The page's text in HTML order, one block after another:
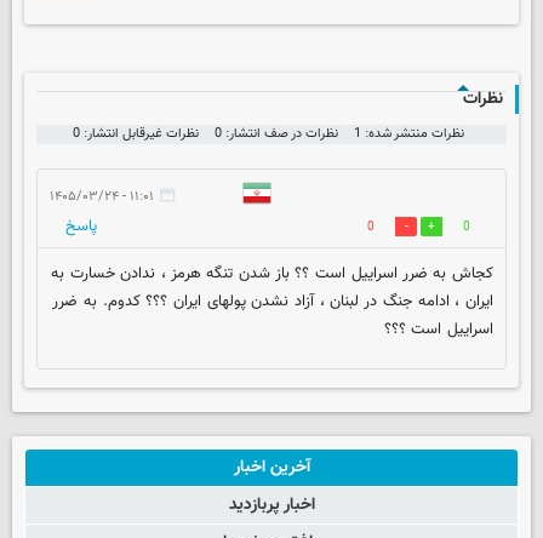
نظرات
نظرات منتشر شده: 1 نظرات در صف انتشار: 0 نظرات غیرقابل انتشار: 0
۱۱:۰۱ - ۱۴۰۵/۰۳/۲۴
0
0
پاسخ
کجاش به ضرر اسراییل است ؟؟ باز شدن تنگه هرمز ، ندادن خسارت به
ایران ، ادامه جنگ در لبنان ، آزاد نشدن پولهای ایران ؟؟؟ کدوم. به ضرر
اسراییل است ؟؟؟
آخرین اخبار
اخبار پربازدید